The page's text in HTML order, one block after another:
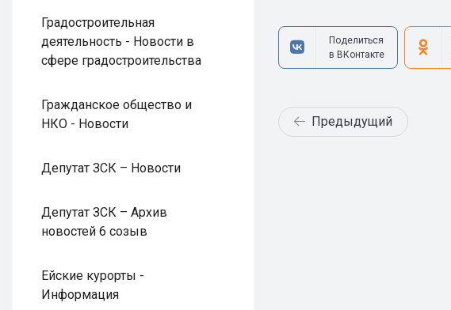
Градостроительная
деятельность - Новости в
сфере градостроительства
Гражданское общество и
НКО - Новости
Депутат ЗСК – Новости
Депутат ЗСК – Архив
новостей 6 созыв
Ейские курорты -
Информация
Поделиться
в ВКонтакте
Предыдущий